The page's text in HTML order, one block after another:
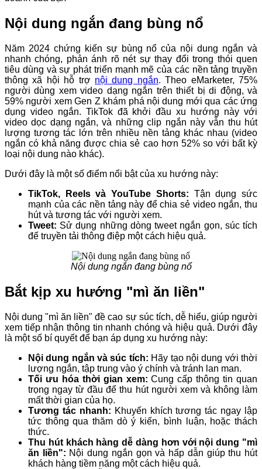
Nội dung ngắn đang bùng nổ
Năm 2024 chứng kiến sự bùng nổ của nội dung ngắn và
nhanh chóng, phản ánh rõ nét sự thay đổi trong thói quen
tiêu dùng và sự phát triển mạnh mẽ của các nền tảng truyền
thông xã hội hỗ trợ nội dung ngắn. Theo eMarketer, 75%
người dùng xem video dạng ngắn trên thiết bị di động, và
59% người xem Gen Z khám phá nội dung mới qua các ứng
dụng video ngắn. TikTok đã khởi đầu xu hướng này với
video dọc dạng ngắn, và những clip ngắn này vẫn thu hút
lượng tương tác lớn trên nhiều nền tảng khác nhau (video
ngắn có khả năng được chia sẻ cao hơn 52% so với bất kỳ
loại nội dung nào khác).
Dưới đây là một số điểm nổi bật của xu hướng này:
TikTok, Reels và YouTube Shorts: Tận dụng sức
mạnh của các nền tảng này để chia sẻ video ngắn, thu
hút và tương tác với người xem.
Tweet: Sử dụng những dòng tweet ngắn gọn, súc tích
để truyền tải thông điệp một cách hiệu quả.
Nội dung ngắn đang bùng nổ
Bắt kịp xu hướng "mì ăn liền"
Nội dung "mì ăn liền" đề cao sự súc tích, dễ hiểu, giúp người
xem tiếp nhận thông tin nhanh chóng và hiệu quả. Dưới đây
là một số bí quyết để bạn áp dụng xu hướng này:
Nội dung ngắn và súc tích: Hãy tạo nội dung với thời
lượng ngắn, tập trung vào ý chính và tránh lan man.
Tối ưu hóa thời gian xem: Cung cấp thông tin quan
trọng ngay từ đầu để thu hút người xem và không làm
mất thời gian của họ.
Tương tác nhanh: Khuyến khích tương tác ngay lập
tức thông qua thăm dò ý kiến, bình luận, hoặc thách
thức.
Thu hút khách hàng dễ dàng hơn với nội dung "mì
ăn liền": Nội dung ngắn gọn và hấp dẫn giúp thu hút
khách hàng tiềm năng một cách hiệu quả.